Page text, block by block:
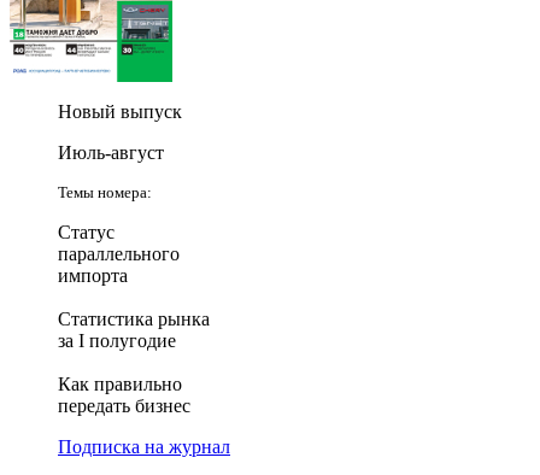
Новый выпуск
Июль-август
Темы номера:
Статус
параллельного
импорта
Статистика рынка
за I полугодие
Как правильно
передать бизнес
Подписка на журнал